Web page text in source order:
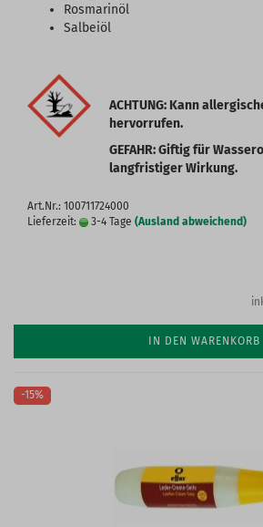
Rosmarinöl
Salbeiöl
ACHTUNG: Kann
hervorrufen.
GEFAHR: Giftig für
langfristiger Wirkung.
Art.Nr.: 100711724000
Lieferzeit:
3-4 Tage (Ausland abweichend)
IN DEN WARENKORB
-15%